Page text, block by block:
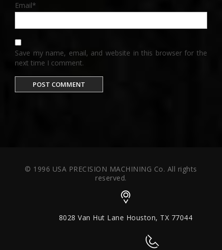
Email*
Save my name, email, and website in this browser for the
next time I comment.
© 1996 USA PRECISION MACHINING Co. All rights
reserved.
8028 Van Hut Lane Houston, TX 77044